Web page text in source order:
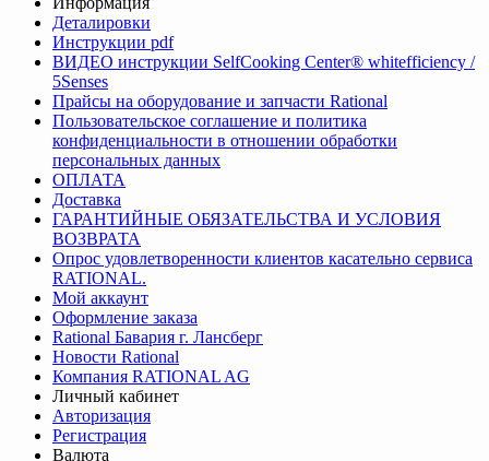
Деталировки
Инструкции pdf
ВИДЕО инструкции SelfCooking Center® whitefficiency /
5Senses
Прайсы на оборудование и запчасти Rational
Пользовательское соглашение и политика
конфиденциальности в отношении обработки
персональных данных
ОПЛАТА
Доставка
ГАРАНТИЙНЫЕ ОБЯЗАТЕЛЬСТВА И УСЛОВИЯ
ВОЗВРАТА
Опрос удовлетворенности клиентов касательно сервиса
RATIONAL.
Мой аккаунт
Оформление заказа
Rational Бавария г. Лансберг
Новости Rational
Компания RATIONAL AG
Личный кабинет
Авторизация
Регистрация
Валюта